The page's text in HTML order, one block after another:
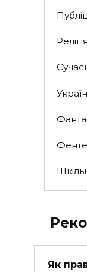
Релігія
Як